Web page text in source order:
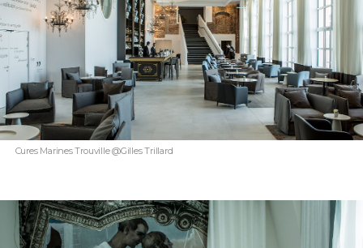
Cures Marines Trouville @Gilles Trillard